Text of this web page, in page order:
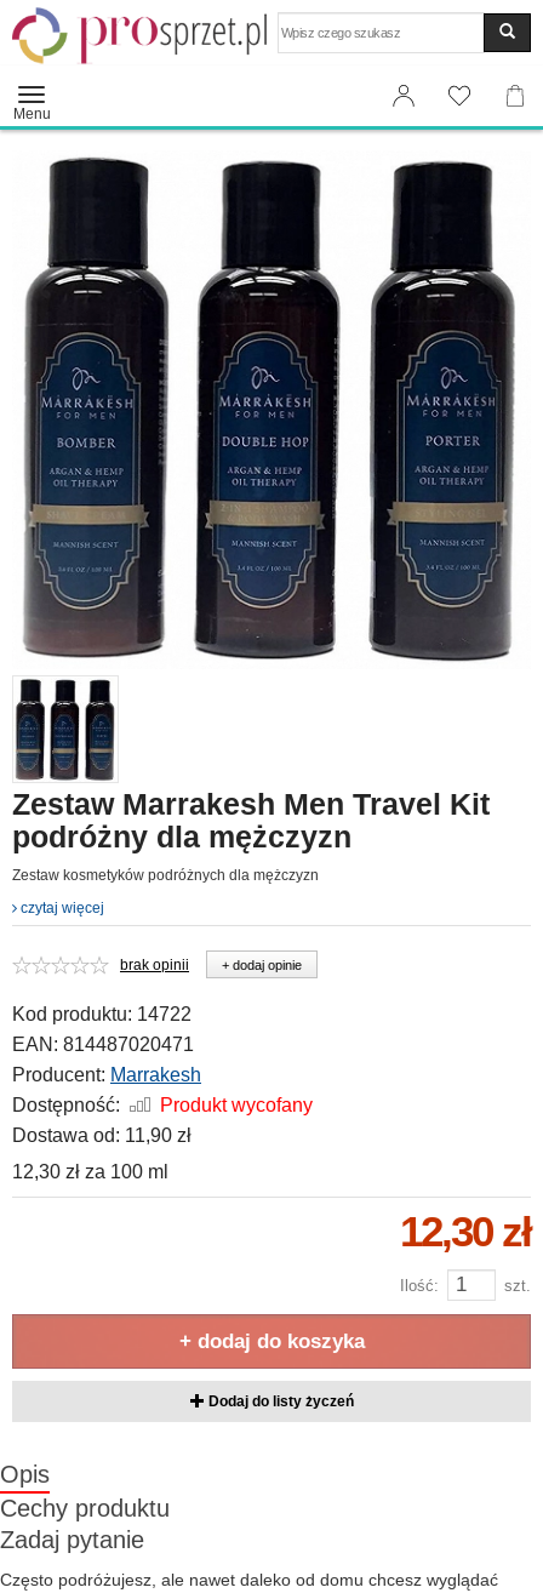
Menu
Zestaw Marrakesh Men Travel Kit
podróżny dla mężczyzn
Zestaw kosmetyków podróżnych dla mężczyzn
czytaj więcej
brak opinii + dodaj opinie
Kod produktu: 14722
EAN: 814487020471
Producent: Marrakesh
Dostępność:
Produkt wycofany
Dostawa od: 11,90 zł
12,30 zł za 100 ml
12,30 zł
Ilość: szt.
+ dodaj do koszyka
Dodaj do listy życzeń
Opis
Cechy produktu
Zadaj pytanie
Często podróżujesz, ale nawet daleko od domu chcesz wyglądać